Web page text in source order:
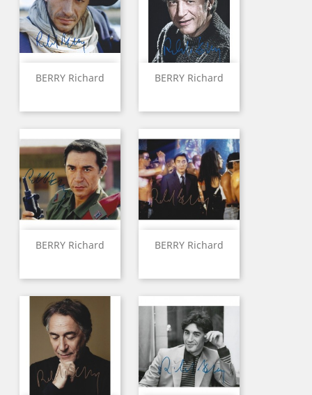
BERRY Richard BERRY Richard
BERRY Richard BERRY Richard